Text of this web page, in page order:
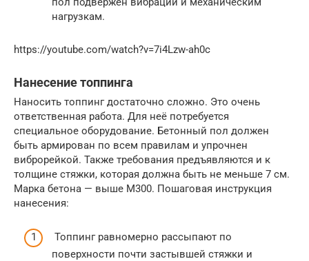
нагрузкам.
https://youtube.com/watch?v=7i4Lzw-ah0c
Нанесение топпинга
Наносить топпинг достаточно сложно. Это очень
ответственная работа. Для неё потребуется
специальное оборудование. Бетонный пол должен
быть армирован по всем правилам и упрочнен
виброрейкой. Также требования предъявляются и к
толщине стяжки, которая должна быть не меньше 7 см.
Марка бетона — выше М300. Пошаговая инструкция
нанесения:
Топпинг равномерно рассыпают по
поверхности почти застывшей стяжки и